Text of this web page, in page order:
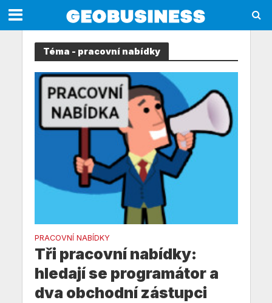
Téma - pracovní nabídky
PRACOVNÍ NABÍDKY
Tři pracovní nabídky:
hledají se programátor a
dva obchodní zástupci